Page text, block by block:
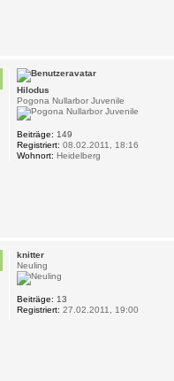
Hilodus
Pogona Nullarbor Juvenile
Beiträge: 149
Registriert: 08.02.2011, 18:16
Wohnort: Heidelberg
knitter
Neuling
Beiträge: 13
Registriert: 27.02.2011, 19:00